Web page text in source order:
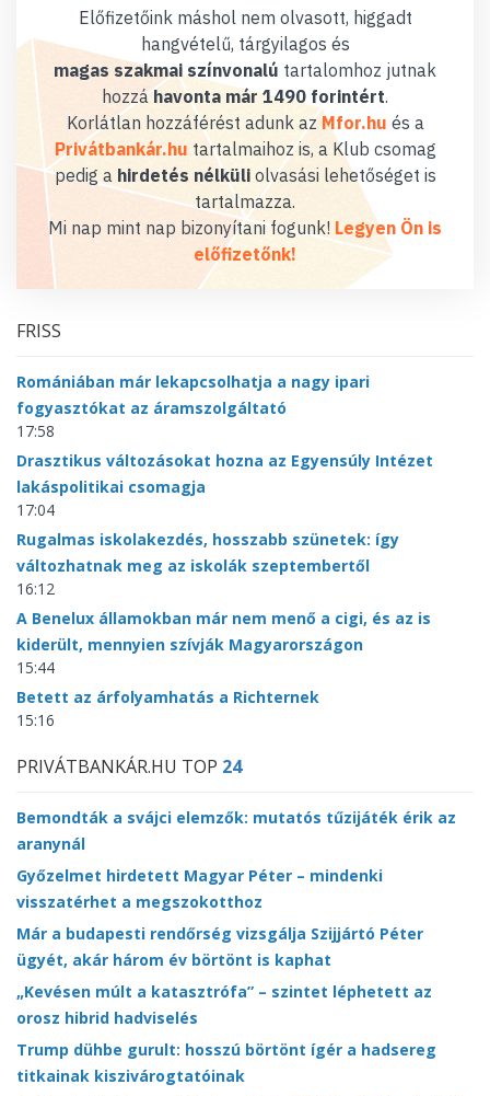
Előfizetőink máshol nem olvasott, higgadt
hangvételű, tárgyilagos és
magas szakmai színvonalú tartalomhoz jutnak
hozzáhavonta már 1490 forintért.
Korlátlan hozzáférést adunk az Mfor.hu és a
Privátbankár.hu tartalmaihoz is, a Klub csomag
pedig a hirdetés nélküliolvasási lehetőséget is
tartalmazza.
Mi nap mint nap bizonyítani fogunk! Legyen Ön is
előfizetőnk!
FRISS
Romániában már lekapcsolhatja a nagy ipari
fogyasztókat az áramszolgáltató
17:58
Drasztikus változásokat hozna az Egyensúly Intézet
lakáspolitikai csomagja
17:04
Rugalmas iskolakezdés, hosszabb szünetek: így
változhatnak meg az iskolák szeptembertől
16:12
A Benelux államokban már nem menő a cigi, és az is
kiderült, mennyien szívják Magyarországon
15:44
Betett az árfolyamhatás a Richternek
15:16
PRIVÁTBANKÁR.HU TOP 24
Bemondták a svájci elemzők: mutatós tűzijáték érik az
aranynál
Győzelmet hirdetett Magyar Péter – mindenki
visszatérhet a megszokotthoz
Már a budapesti rendőrség vizsgálja Szijjártó Péter
ügyét, akár három év börtönt is kaphat
„Kevésen múlt a katasztrófa” – szintet léphetett az
orosz hibrid hadviselés
Trump dühbe gurult: hosszú börtönt ígér a hadsereg
titkainak kiszivárogtatóinak